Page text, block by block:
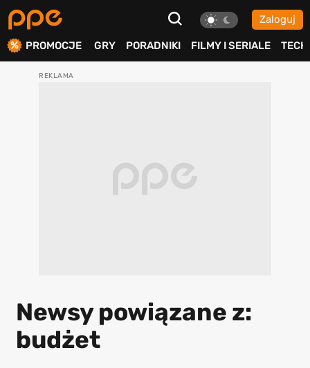
Zaloguj
PROMOCJE GRY PORADNIKI FILMY I SERIALE TECH
Newsy powiązane z:
budżet